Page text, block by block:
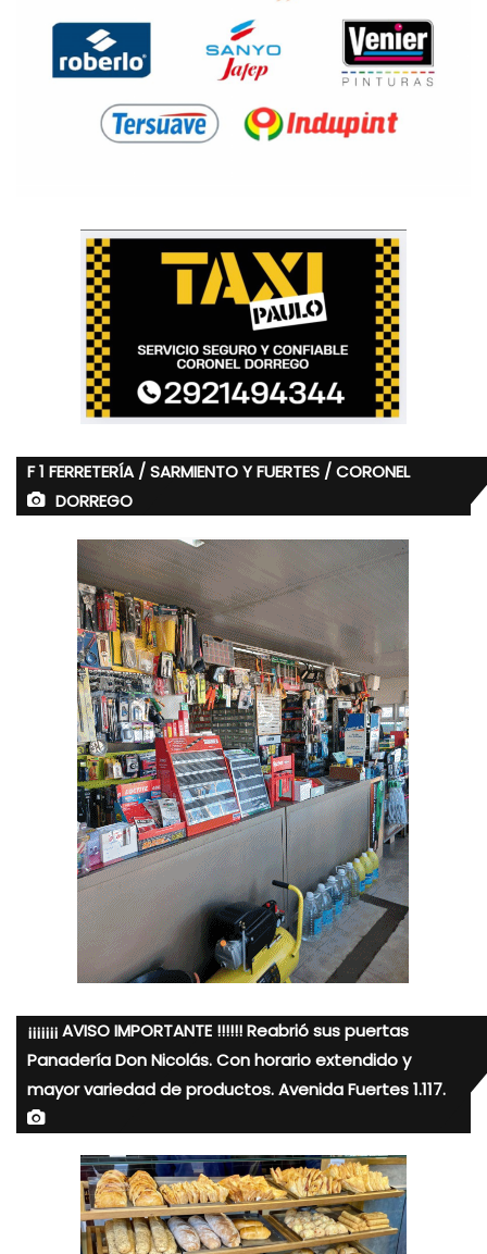
F 1 FERRETERÍA / SARMIENTO Y FUERTES / CORONEL
DORREGO
¡¡¡¡¡¡¡ AVISO IMPORTANTE !!!!!! Reabrió sus puertas
Panadería Don Nicolás. Con horario extendido y
mayor variedad de productos. Avenida Fuertes 1.117.